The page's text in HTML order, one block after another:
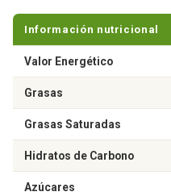
Información nutricional
Valor Energético
Grasas
Grasas Saturadas
Hidratos de Carbono
Azúcares